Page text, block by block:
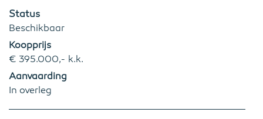
Status
Beschikbaar
Koopprijs
€ 395.000,- k.k.
Aanvaarding
In overleg